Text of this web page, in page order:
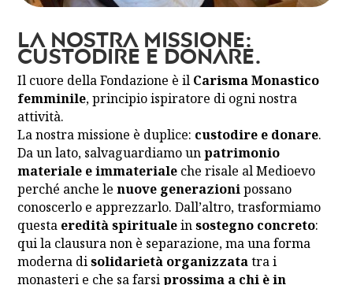
La nostra missione:
custodire e donare.
Il cuore della Fondazione è il Carisma Monastico
femminile, principio ispiratore di ogni nostra
attività.
La nostra missione è duplice: custodire e donare.
Da un lato, salvaguardiamo unpatrimonio
materiale e immateriale che risale al Medioevo
perché anche lenuove generazionipossano
conoscerlo e apprezzarlo. Dall’altro, trasformiamo
questa eredità spiritualeinsostegno concreto:
qui la clausura non è separazione, ma una forma
moderna disolidarietà organizzatatra i
monasteri e che sa farsiprossima a chi è in